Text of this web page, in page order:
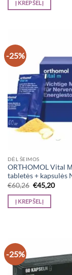
€60,66.
Į KREPŠELĮ
-25%
DĖL ŠEIMOS
ORTHOMOL Vital
tabletės + kapsulės
€60,26 Original
price
was:
€60,26.
€45,20
Į KREPŠELĮ
-25%